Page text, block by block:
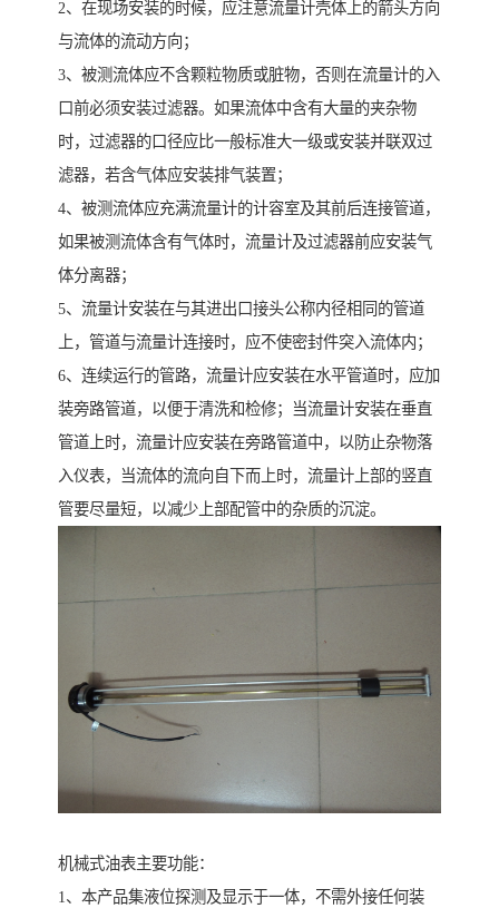
2、在现场安装的时候，应注意流量计壳体上的箭头方向
与流体的流动方向；
3、被测流体应不含颗粒物质或脏物，否则在流量计的入
口前必须安装过滤器。如果流体中含有大量的夹杂物
时，过滤器的口径应比一般标准大一级或安装并联双过
滤器，若含气体应安装排气装置；
4、被测流体应充满流量计的计容室及其前后连接管道，
如果被测流体含有气体时，流量计及过滤器前应安装气
体分离器；
5、流量计安装在与其进出口接头公称内径相同的管道
上，管道与流量计连接时，应不使密封件突入流体内；
6、连续运行的管路，流量计应安装在水平管道时，应加
装旁路管道，以便于清洗和检修；当流量计安装在垂直
管道上时，流量计应安装在旁路管道中，以防止杂物落
入仪表，当流体的流向自下而上时，流量计上部的竖直
管要尽量短，以减少上部配管中的杂质的沉淀。
机械式油表主要功能：
1、本产品集液位探测及显示于一体，不需外接任何装